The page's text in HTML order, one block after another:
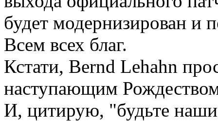
будет модернизирован и
Всем всех благ.
Кстати, Bernd Lehahn
наступающим
И, цитирую, "будьте